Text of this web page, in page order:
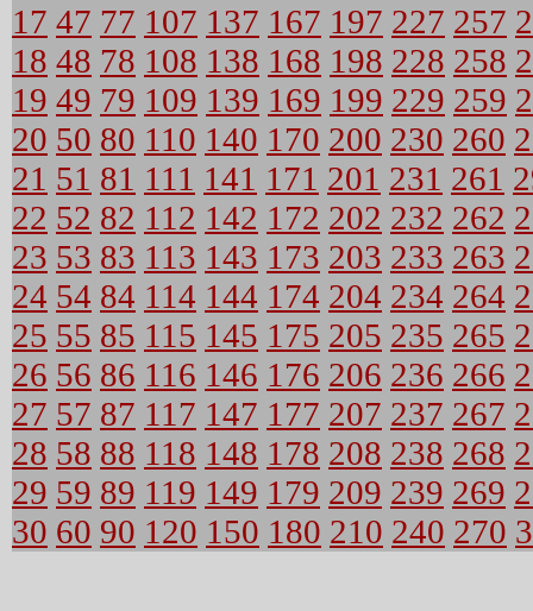
17 47 77 107 137 167 197 227 257
18 48 78 108 138 168 198 228 258
19 49 79 109 139 169 199 229 259
20 50 80 110 140 170 200 230 260
21 51 81 111 141 171 201 231 261
22 52 82 112 142 172 202 232 262
23 53 83 113 143 173 203 233 263
24 54 84 114 144 174 204 234 264
25 55 85 115 145 175 205 235 265
26 56 86 116 146 176 206 236 266
27 57 87 117 147 177 207 237 267
28 58 88 118 148 178 208 238 268
29 59 89 119 149 179 209 239 269
30 60 90 120 150 180 210 240 270